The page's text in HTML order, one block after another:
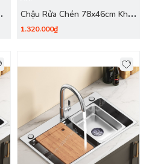
Chậu Rửa Chén 78x46cm Khay
Thớt Dày 3.0mm - inox 201
1.320.000₫